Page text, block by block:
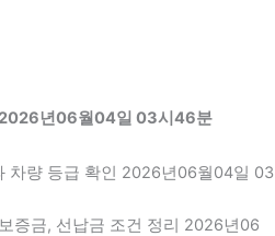
2026년06월04일 03시46분
차량 등급 확인 2026년06월04일 03
증금, 선납금 조건 정리 2026년06